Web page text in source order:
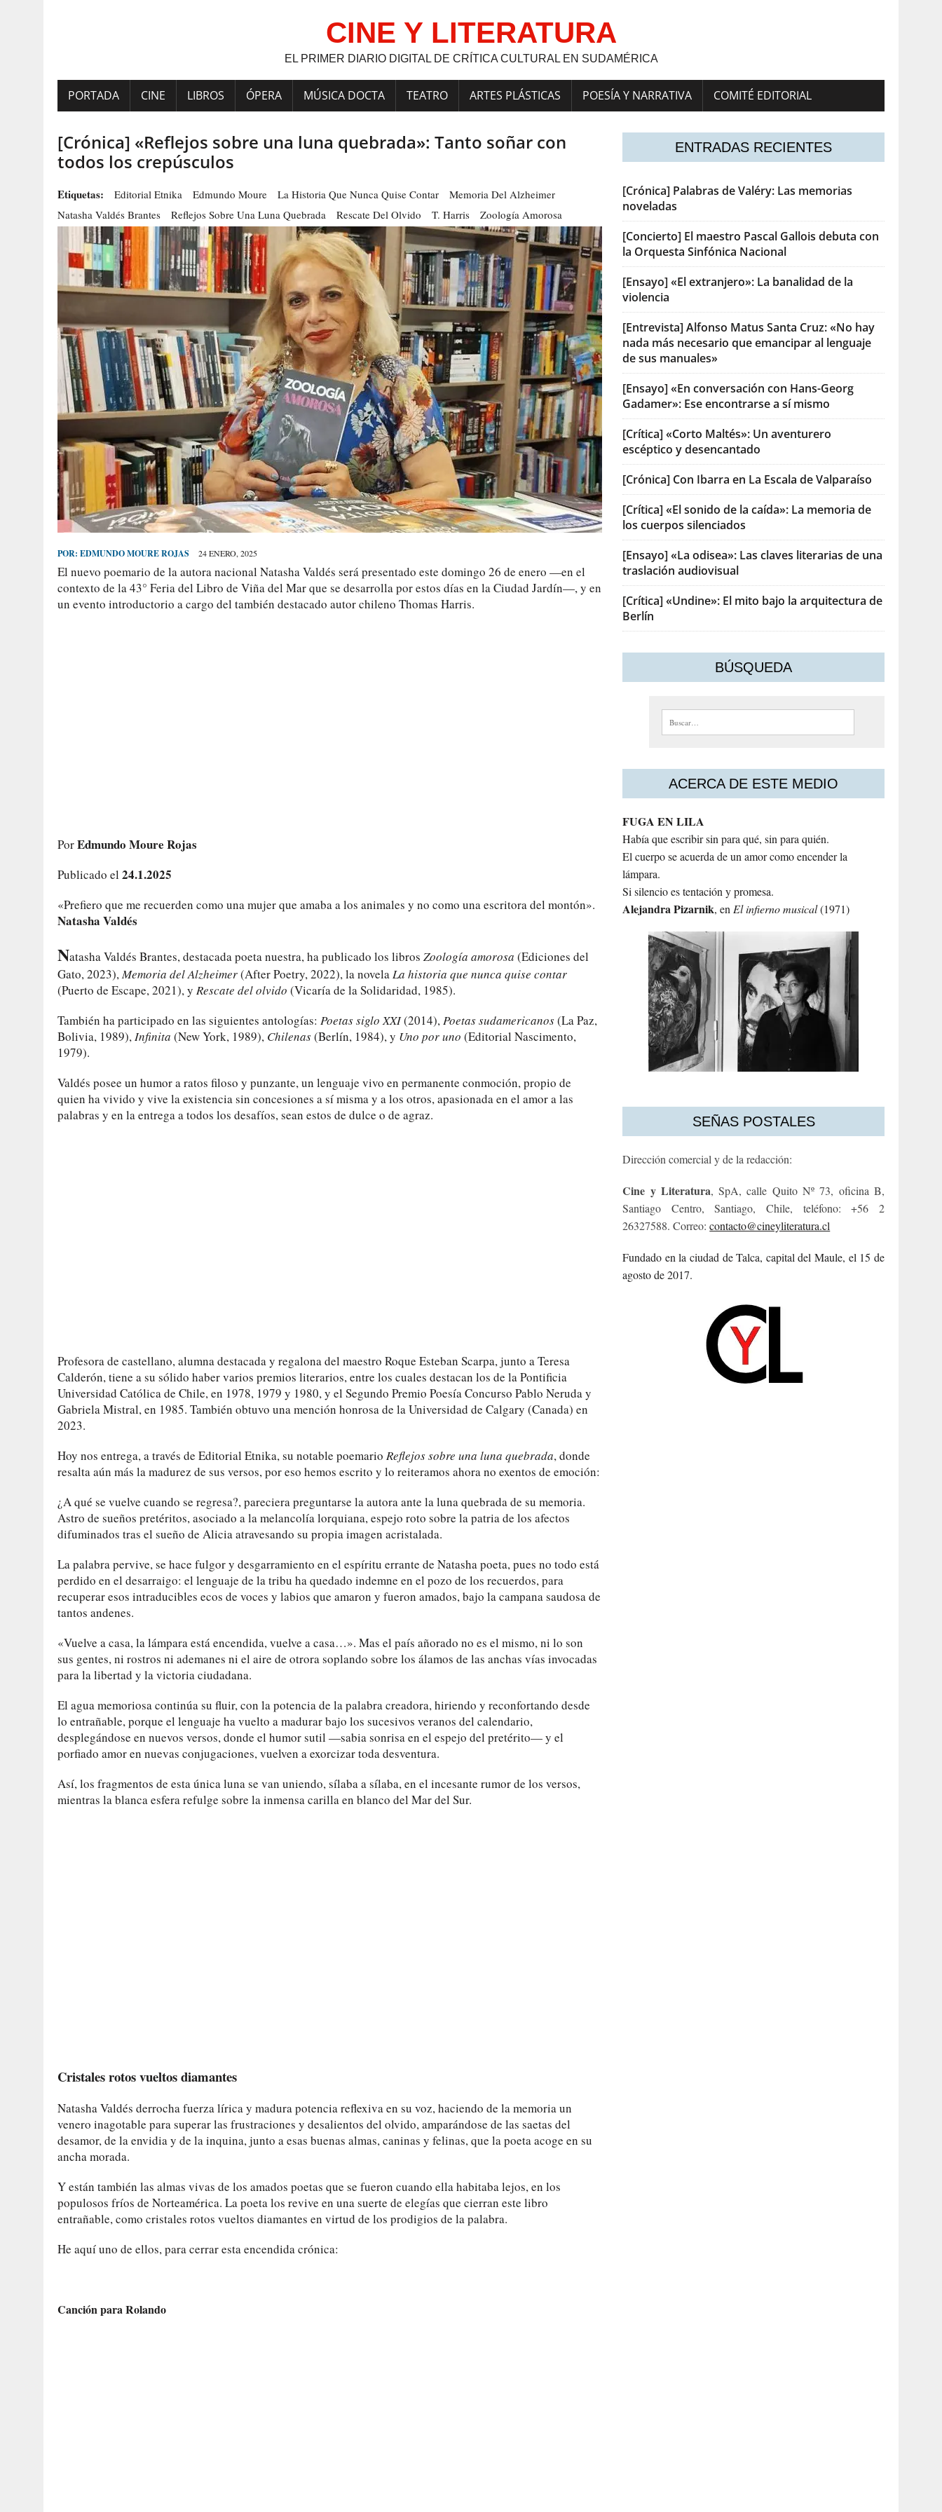
CINE Y LITERATURA
EL PRIMER DIARIO DIGITAL DE CRÍTICA CULTURAL EN SUDAMÉRICA
PORTADA CINE LIBROS ÓPERA MÚSICA DOCTA TEATRO ARTES PLÁSTICAS POESÍA Y NARRATIVA COMITÉ EDITORIAL
[Crónica] «Reflejos sobre una luna quebrada»: Tanto soñar con
todos los crepúsculos
Etiquetas: Editorial Etnika Edmundo Moure La Historia Que Nunca Quise Contar
Memoria Del Alzheimer
Natasha Valdés Brantes
Reflejos Sobre Una Luna Quebrada Rescate Del Olvido T. Harris Zoología Amorosa
POR: EDMUNDO MOURE ROJAS 24 ENERO, 2025
El nuevo poemario de la autora nacional Natasha Valdés será presentado este domingo 26 de enero —en el
contexto de la 43° Feria del Libro de Viña del Mar que se desarrolla por estos días en la Ciudad Jardín—, y en
un evento introductorio a cargo del también destacado autor chileno Thomas Harris.
PorEdmundo Moure Rojas
Publicado el 24.1.2025
«Prefiero que me recuerden como una mujer que amaba a los animales y no como una escritora del montón».
Natasha Valdés
Natasha Valdés Brantes, destacada poeta nuestra, ha publicado los libros Zoología amorosa (Ediciones del
Gato, 2023),Memoria del Alzheimer(After Poetry, 2022), la novelaLa historia que nunca quise contar
(Puerto de Escape, 2021), y Rescate del olvido (Vicaría de la Solidaridad, 1985).
También ha participado en las siguientes antologías: Poetas siglo XXI(2014),Poetas sudamericanos(La Paz,
Bolivia, 1989),Infinita (New York, 1989), Chilenas(Berlín, 1984), y Uno por uno (Editorial Nascimento,
1979).
Valdés posee un humor a ratos filoso y punzante, un lenguaje vivo en permanente conmoción, propio de
quien ha vivido y vive la existencia sin concesiones a sí misma y a los otros, apasionada en el amor a las
palabras y en la entrega a todos los desafíos, sean estos de dulce o de agraz.
Profesora de castellano, alumna destacada y regalona del maestro Roque Esteban Scarpa, junto a Teresa
Calderón, tiene a su sólido haber varios premios literarios, entre los cuales destacan los de la Pontificia
Universidad Católica de Chile, en 1978, 1979 y 1980, y el Segundo Premio Poesía Concurso Pablo Neruda y
Gabriela Mistral, en 1985. También obtuvo una mención honrosa de la Universidad de Calgary (Canada) en
2023.
Hoy nos entrega, a través de Editorial Etnika, su notable poemario Reflejos sobre una luna quebrada, donde
resalta aún más la madurez de sus versos, por eso hemos escrito y lo reiteramos ahora no exentos de emoción:
¿A qué se vuelve cuando se regresa?, pareciera preguntarse la autora ante la luna quebrada de su memoria.
Astro de sueños pretéritos, asociado a la melancolía lorquiana, espejo roto sobre la patria de los afectos
difuminados tras el sueño de Alicia atravesando su propia imagen acristalada.
La palabra pervive, se hace fulgor y desgarramiento en el espíritu errante de Natasha poeta, pues no todo está
perdido en el desarraigo: el lenguaje de la tribu ha quedado indemne en el pozo de los recuerdos, para
recuperar esos intraducibles ecos de voces y labios que amaron y fueron amados, bajo la campana saudosa de
tantos andenes.
«Vuelve a casa, la lámpara está encendida, vuelve a casa…». Mas el país añorado no es el mismo, ni lo son
sus gentes, ni rostros ni ademanes ni el aire de otrora soplando sobre los álamos de las anchas vías invocadas
para la libertad y la victoria ciudadana.
El agua memoriosa continúa su fluir, con la potencia de la palabra creadora, hiriendo y reconfortando desde
lo entrañable, porque el lenguaje ha vuelto a madurar bajo los sucesivos veranos del calendario,
desplegándose en nuevos versos, donde el humor sutil —sabia sonrisa en el espejo del pretérito— y el
porfiado amor en nuevas conjugaciones, vuelven a exorcizar toda desventura.
Así, los fragmentos de esta única luna se van uniendo, sílaba a sílaba, en el incesante rumor de los versos,
mientras la blanca esfera refulge sobre la inmensa carilla en blanco del Mar del Sur.
Cristales rotos vueltos diamantes
Natasha Valdés derrocha fuerza lírica y madura potencia reflexiva en su voz, haciendo de la memoria un
venero inagotable para superar las frustraciones y desalientos del olvido, amparándose de las saetas del
desamor, de la envidia y de la inquina, junto a esas buenas almas, caninas y felinas, que la poeta acoge en su
ancha morada.
Y están también las almas vivas de los amados poetas que se fueron cuando ella habitaba lejos, en los
populosos fríos de Norteamérica. La poeta los revive en una suerte de elegías que cierran este libro
entrañable, como cristales rotos vueltos diamantes en virtud de los prodigios de la palabra.
He aquí uno de ellos, para cerrar esta encendida crónica:
Canción para Rolando
ENTRADAS RECIENTES
[Crónica] Palabras de Valéry: Las memorias
noveladas
[Concierto] El maestro Pascal Gallois debuta con
la Orquesta Sinfónica Nacional
[Ensayo] «El extranjero»: La banalidad de la
violencia
[Entrevista] Alfonso Matus Santa Cruz: «No hay
nada más necesario que emancipar al lenguaje
de sus manuales»
[Ensayo] «En conversación con Hans-Georg
Gadamer»: Ese encontrarse a sí mismo
[Crítica] «Corto Maltés»: Un aventurero
escéptico y desencantado
[Crónica] Con Ibarra en La Escala de Valparaíso
[Crítica] «El sonido de la caída»: La memoria de
los cuerpos silenciados
[Ensayo] «La odisea»: Las claves literarias de una
traslación audiovisual
[Crítica] «Undine»: El mito bajo la arquitectura de
Berlín
BÚSQUEDA
Buscar:
ACERCA DE ESTE MEDIO
FUGA EN LILA
Había que escribir sin para qué, sin para quién.
El cuerpo se acuerda de un amor como encender la
lámpara.
Si silencio es tentación y promesa.
AlejandraPizarnik, enEl infierno musical(1971)
SEÑAS POSTALES
Dirección comercial y de la redacción:
Cine y Literatura, SpA, calle Quito Nº 73, oficina B,
Santiago Centro, Santiago, Chile, teléfono: +56 2
26327588. Correo:contacto@cineyliteratura.cl
Fundado en la ciudad de Talca, capital del Maule, el 15 de
agosto de 2017.